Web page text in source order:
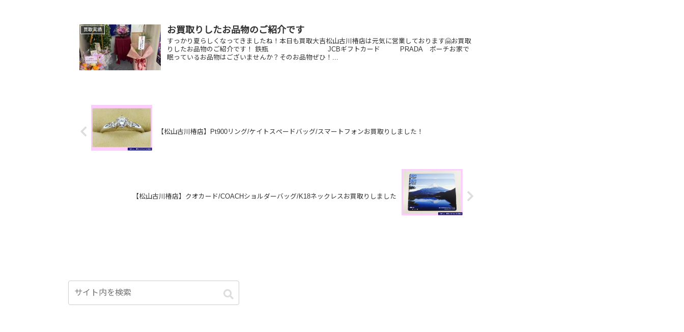
買取実績 お買取りしたお品物のご紹介です
すっかり夏らしくなってきましたね！本日も買取大吉松山古川椿店は元気に営業しております🤗お買取
りしたお品物のご紹介です！ 鉄瓶 JCBギフトカード PRADA ポーチお家で
眠っているお品物はございませんか？そのお品物ぜひ！...
【松山古川椿店】Pt900リング/ケイトスペードバッグ/スマートフォンお買取りしました！
【松山古川椿店】クオカード/COACHショルダーバッグ/K18ネックレスお買取りしました